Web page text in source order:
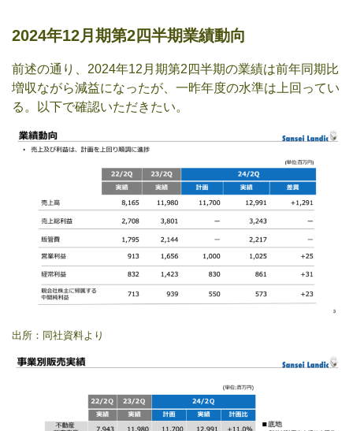
2024年12月期第2四半期業績動向
前述の通り、2024年12月期第2四半期の業績は前年同期比
増収ながら減益になったが、一昨年度の水準は上回ってい
る。以下で確認いただきたい。
出所：同社資料より